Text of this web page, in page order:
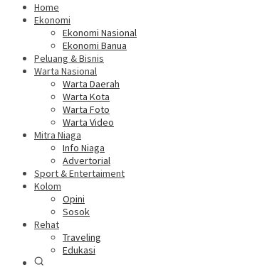
Home
Ekonomi
Ekonomi Nasional
Ekonomi Banua
Peluang & Bisnis
Warta Nasional
Warta Daerah
Warta Kota
Warta Foto
Warta Video
Mitra Niaga
Info Niaga
Advertorial
Sport & Entertaiment
Kolom
Opini
Sosok
Rehat
Traveling
Edukasi